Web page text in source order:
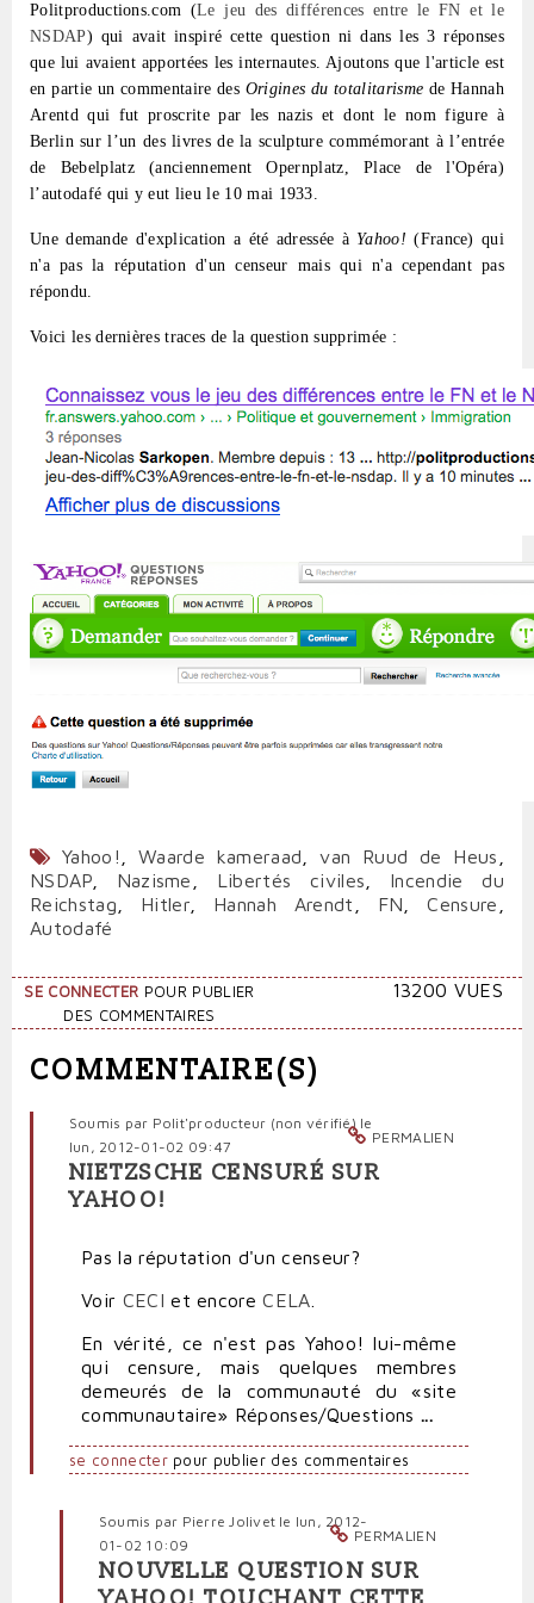
Politproductions.com (Le jeu des différences entre le FN et le
NSDAP) qui avait inspiré cette question ni dans les 3 réponses
que lui avaient apportées les internautes. Ajoutons que l'article est
en partie un commentaire des Origines du totalitarisme de Hannah
Arentd qui fut proscrite par les nazis et dont le nom figure à
Berlin sur l’un des livres de la sculpture commémorant à l’entrée
de Bebelplatz (anciennement Opernplatz, Place de l'Opéra)
l’autodafé qui y eut lieu le 10 mai 1933.
Une demande d'explication a été adressée à Yahoo!(France) qui
n'a pas la réputation d'un censeur mais qui n'a cependant pas
répondu.
Voici les dernières traces de la question supprimée :
Yahoo! ,Waarde kameraad ,van Ruud de Heus
NSDAP, Nazisme Libertés civiles
Incendie du
Reichstag
Hitler, Hannah Arendt FN ,Censure
Autodafé
SE CONNECTER POUR PUBLIER
DES COMMENTAIRES
13200 VUES
COMMENTAIRE(S)
PERMALIEN
Soumis par Polit'producteur (non vérifié)le
lun, 2012-01-02 09:47
NIETZSCHE CENSURÉ SUR
YAHOO!
Pas la réputation d'un censeur?
Voir CECIet encoreCELA
En vérité, ce n'est pas Yahoo! lui-même
qui censure, mais quelques membres
demeurés de la communauté du«site
communautaire» Réponses/Questions ...
se connecterpour publier des commentaires
PERMALIEN
Soumis par Pierre Jolivet le lun, 2012-
01-02 10:09
En
NOUVELLE QUESTION SUR